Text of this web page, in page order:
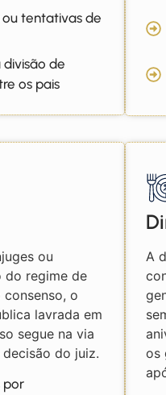
tentativas de
de
os pais
ou
do regime de
o
lavrada em
segue na via
do juiz.
por
A
os